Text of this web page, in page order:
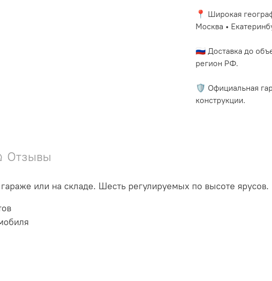
📍 Широкая
Москва •
🇷🇺 Доставка до
регион РФ.
🛡️ Официальная
конструкции.
Отзывы
или на складе. Шесть регулируемых по высоте ярусов.